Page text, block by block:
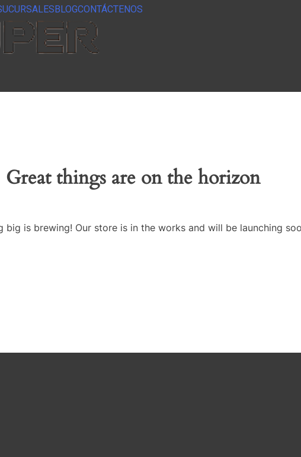
BLOGCONTÁCTENOS
Great things are on the horizon
big is brewing! Our store is in the works and will be launching